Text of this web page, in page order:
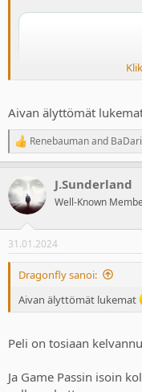
Aivan älyttömät
R
e
c
t
i
s
:
Renebaumanand BaDari
J.Sunderland
Well-Known
31.01.2024
Dragonfly sanoi:
Aivan älyttömät lukemat
Peli on tosiaan
Ja Game Passin isoin